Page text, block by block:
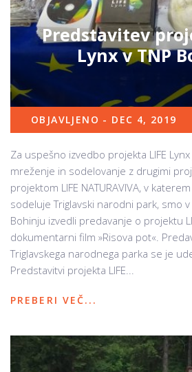
Predstavitev
Lynx v TNP
OBJAVLJENO - DEC 4, 2019
Za uspešno izvedbo projekta LIFE
mreženje in sodelovanje z drugimi
projektom LIFE NATURAVIVA, v
sodeluje Triglavski narodni park, smo
Bohinju izvedli predavanje o projektu
dokumentarni film »Risova pot«.
Triglavskega narodnega parka se je
Predstavitvi projekta LIFE...
PREBERI VEČ...